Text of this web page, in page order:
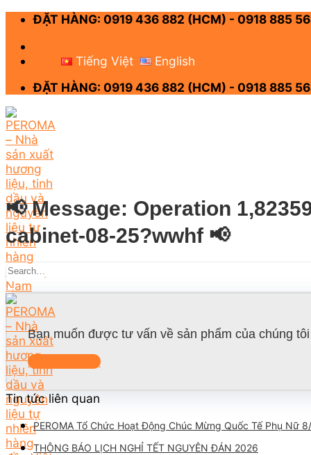
Skip
content
ĐẶT HÀNG: 0919 436 882 (HCM) - 0918 885
Tiếng Việt
English
ĐẶT HÀNG: 0919 436 882 (HCM) - 0918 885
📢 Message: Operation
cabinet-08-25?wwhf 📢
Bạn muốn được tư vấn về sản phẩm của chúng
Liên hệ ngay
Tin tức liên quan
PEROMA Tổ Chức Hoạt Động Chúc Mừng Quốc Tế Phụ Nữ
THÔNG BÁO LỊCH NGHỈ TẾT NGUYÊN ĐÁN 2026